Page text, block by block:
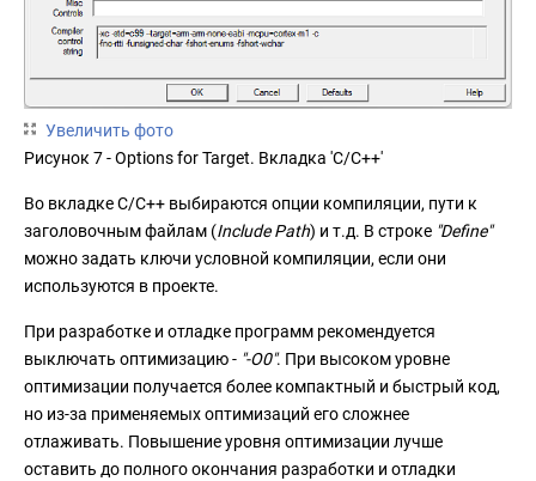
Увеличить фото
Рисунок 7 - Options for Target. Вкладка 'C/C++'
Во вкладке C/C++ выбираются опции компиляции, пути к
заголовочным файлам (Include Path) и т.д. В строке "Define"
можно задать ключи условной компиляции, если они
используются в проекте.
При разработке и отладке программ рекомендуется
выключать оптимизацию - "-O0". При высоком уровне
оптимизации получается более компактный и быстрый код,
но из-за применяемых оптимизаций его сложнее
отлаживать. Повышение уровня оптимизации лучше
оставить до полного окончания разработки и отладки